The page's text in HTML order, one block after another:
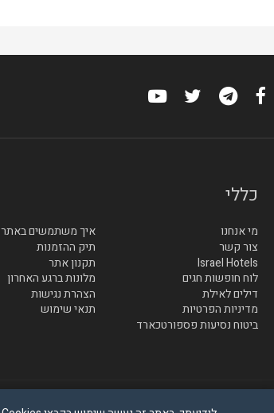
כללי
מי אנחנו
איך משתמשים באתר
צור קשר
תיק ההזמנות
Israel Hotels
תקנון אתר
לוח חופשות חגים
מלונות ברגע האחרון
דילים לאילת
הצהרת נגישות
מדיניות הפרטיות
תנאי שימוש
ביטוח נסיעות פספורטכארד
© בייטק תקשורת בע"מ - כל הזכויות שמורות